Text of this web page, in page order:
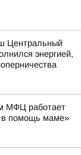
Центральный
энергией,
МФЦ работает
в помощь маме»